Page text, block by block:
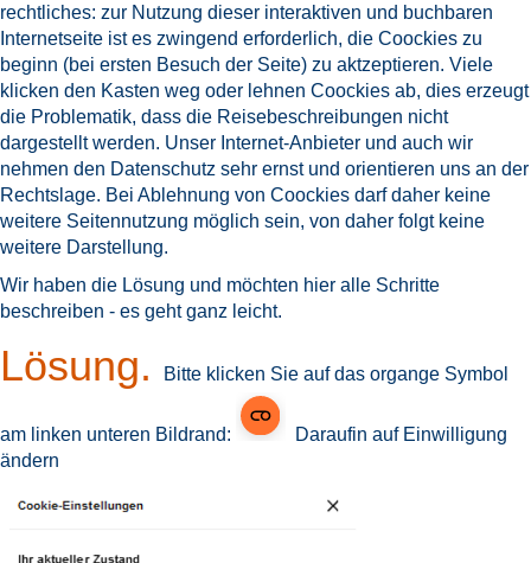
rechtliches: zur Nutzung dieser interaktiven und buchbaren
Internetseite ist es zwingend erforderlich, die Coockies zu
beginn (bei ersten Besuch der Seite) zu aktzeptieren. Viele
klicken den Kasten weg oder lehnen Coockies ab, dies erzeugt
die Problematik, dass die Reisebeschreibungen nicht
dargestellt werden. Unser Internet-Anbieter und auch wir
nehmen den Datenschutz sehr ernst und orientieren uns an der
Rechtslage. Bei Ablehnung von Coockies darf daher keine
weitere Seitennutzung möglich sein, von daher folgt keine
weitere Darstellung.
Wir haben die Lösung und möchten hier alle Schritte
beschreiben - es geht ganz leicht.
Lösung. Bitte klicken Sie auf das organge Symbol
am linken unteren Bildrand:
Daraufin auf Einwilligung
ändern